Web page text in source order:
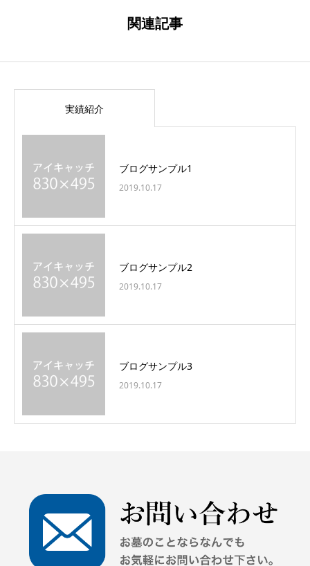
関連記事
実績紹介
ブログサンプル1
2019.10.17
ブログサンプル2
2019.10.17
ブログサンプル3
2019.10.17